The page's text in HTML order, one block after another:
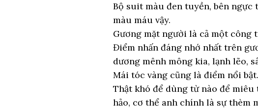
Bộ suit màu đen tuyền, bên
màu máu vậy.
Gương mặt người là cả một
Điểm nhấn đáng nhớ nhất trên
dương mênh mông kia, lạnh lẽo,
Mái tóc vàng cũng là điểm nổi bật.
Thật khó để dùng từ nào để
hảo, cơ thể anh chính là sự thèm